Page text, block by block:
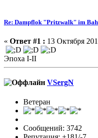
Re: Dampflok "Pritzwalk" im
« Ответ #1 : 13 Октября
Эпоха I-II
VSergN
Ветеран
Сообщений: 3742